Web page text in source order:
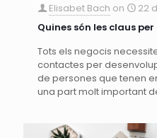
Elisabet Bach on
22
Quines són les claus
Tots els negocis
contactes per
de persones que tenen
una part molt important